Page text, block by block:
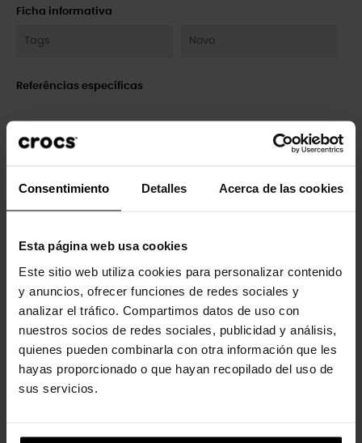
Consentimiento Detalles Acerca de las cookies
Esta página web usa cookies
Este sitio web utiliza cookies para personalizar contenido
y anuncios, ofrecer funciones de redes sociales y
analizar el tráfico. Compartimos datos de uso con
nuestros socios de redes sociales, publicidad y análisis,
quienes pueden combinarla con otra información que les
hayas proporcionado o que hayan recopilado del uso de
sus servicios.
Ficha informativa
Tags Novo
Referências específicas
Clientes que compraram este
Sandalias para mujer Soho
Y...
74,90 € 59,92 €
Tamancos infantis Classic T
-30%